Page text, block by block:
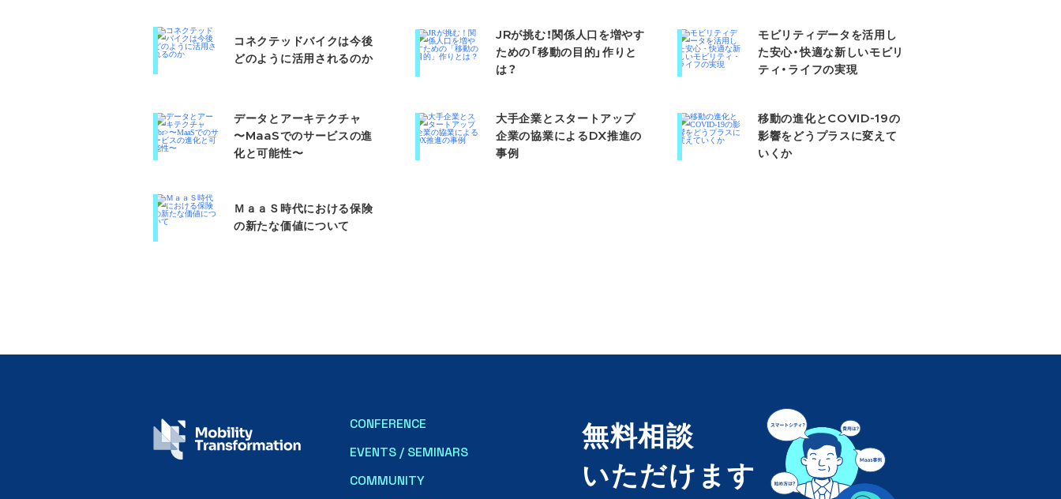
コネクテッドバイクは今後
どのように活用されるのか​
JRが挑む！関係人口を増やす
ための「移動の目的」作りと
は？​
モビリティデータを活用し
た安心・快適な新しいモビリ
ティ・ライフの実現​
データとアーキテクチャ
〜MaaSでのサービスの進
化と可能性〜
大手企業とスタートアップ
企業の協業によるDX推進の
事例​
移動の進化とCOVID-19の
影響をどうプラスに変えて
いくか​
ＭａａＳ時代における保険
の新たな価値について​
CONFERENCE
EVENTS / SEMINARS
COMMUNITY
無料相談
いただけます